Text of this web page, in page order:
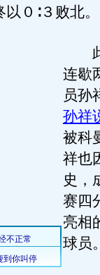
０∶３败北。
此
连歇
员孙
孙祥
被科
祥也
史，
赛四
亮相
球员